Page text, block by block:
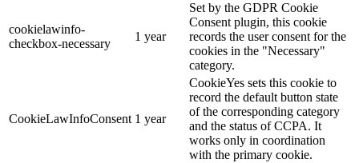
cookielawinfo-
checkbox-necessary
1 year
Set by the GDPR Cookie
Consent plugin, this cookie
records the user consent for the
cookies in the "Necessary"
category.
CookieLawInfoConsent 1 year
CookieYes sets this cookie to
record the default button state
of the corresponding category
and the status of CCPA. It
works only in coordination
with the primary cookie.